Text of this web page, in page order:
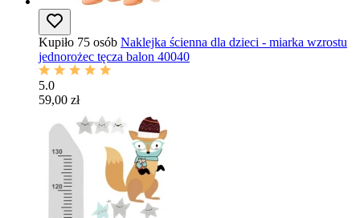
Kupiło 75 osób Naklejka ścienna dla dzieci - miarka wzrostu
jednorożec tęcza balon 40040
5.0
59,00 zł